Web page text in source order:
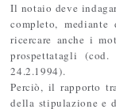
Il notaio deve
completo,
ricercare anche i
prospettatagli
24.2.1994).
Perciò, il rapporto
della stipulazione e